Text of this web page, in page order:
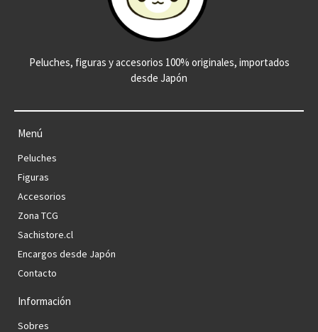
Peluches, figuras y accesorios 100% originales, importados
desde Japón
Menú
Peluches
Figuras
Accesorios
Zona TCG
Sachistore.cl
Encargos desde Japón
Contacto
Información
Sobres